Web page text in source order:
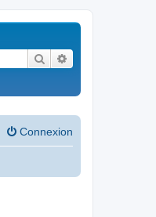
Rechercher
Connexion